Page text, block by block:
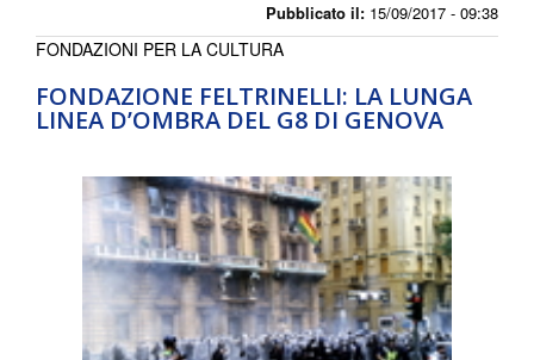
Pubblicato il: 15/09/2017 - 09:38
FONDAZIONE FELTRINELLI: LA LUNGA
LINEA D’OMBRA DEL G8 DI GENOVA
FONDAZIONI PER LA CULTURA